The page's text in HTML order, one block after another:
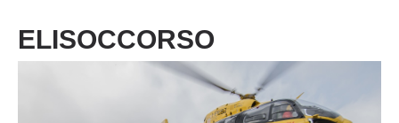
ELISOCCORSO